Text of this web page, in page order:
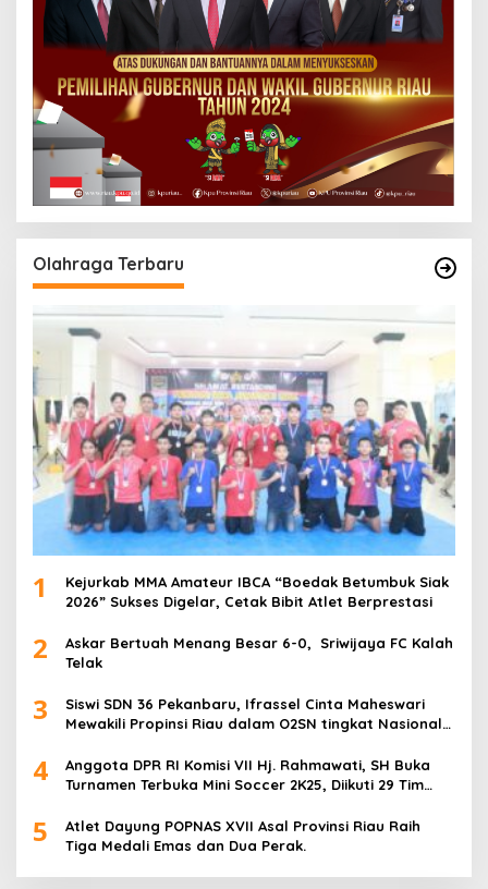
Olahraga Terbaru
1
Kejurkab MMA Amateur IBCA “Boedak Betumbuk Siak
2026” Sukses Digelar, Cetak Bibit Atlet Berprestasi
2
Askar Bertuah Menang Besar 6-0, Sriwijaya FC Kalah
Telak
3
Siswi SDN 36 Pekanbaru, Ifrassel Cinta Maheswari
Mewakili Propinsi Riau dalam O2SN tingkat Nasional
4
Anggota DPR RI Komisi VII Hj. Rahmawati, SH Buka
Turnamen Terbuka Mini Soccer 2K25, Diikuti 29 Tim
5
Atlet Dayung POPNAS XVII Asal Provinsi Riau Raih
Tiga Medali Emas dan Dua Perak.